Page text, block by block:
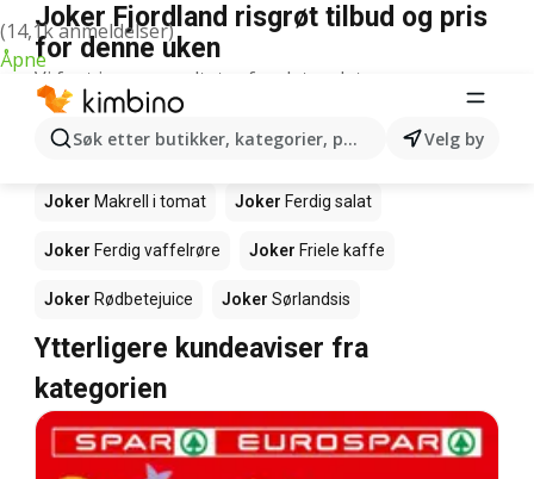
(14,1k anmeldelser)
Åpne
Søk etter butikker, kategorier, produkter...Velg by
Joker Fjordland risgrøt tilbud og pris
for denne uken
Vi fant ingen resultater for det ordet.
Andre produkter i butikkene Joker
Joker Edamamebønner Joker Fårikålkjøtt
Joker Makrell i tomat Joker Ferdig salat
Joker Ferdig vaffelrøre Joker Friele kaffe
Joker Rødbetejuice Joker Sørlandsis
Ytterligere kundeaviser fra
kategorien